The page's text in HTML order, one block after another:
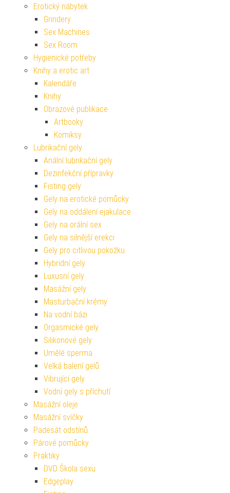
Erotický nábytek
Grindery
Sex Machines
Sex Room
Hygienické potřeby
Knihy a erotic art
Kalendáře
Knihy
Obrazové publikace
Artbooky
Komiksy
Lubrikační gely
Anální lubrikační gely
Dezinfekční přípravky
Fisting gely
Gely na erotické pomůcky
Gely na oddálení ejakulace
Gely na orální sex
Gely na silnější erekci
Gely pro citlivou pokožku
Hybridní gely
Luxusní gely
Masážní gely
Masturbační krémy
Na vodní bázi
Orgasmické gely
Silikonové gely
Umělé sperma
Velká balení gelů
Vibrující gely
Vodní gely s příchutí
Masážní oleje
Masážní svíčky
Padesát odstínů
Párové pomůcky
Praktiky
DVD Škola sexu
Edgeplay